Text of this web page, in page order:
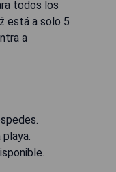
todos los
está a solo 5
a